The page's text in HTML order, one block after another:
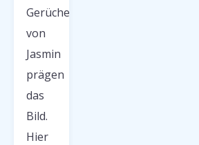
Gerüche
von
Jasmin
prägen
das
Bild.
Hier